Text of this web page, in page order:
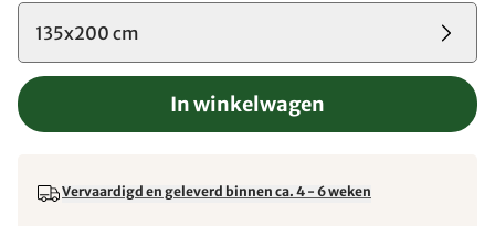
135x200 cm
In winkelwagen
Vervaardigd en geleverd binnen ca. 4 - 6 weken